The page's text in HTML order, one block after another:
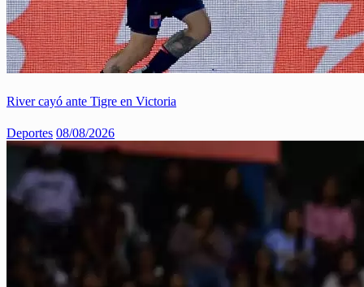
River cayó ante Tigre en Victoria
Deportes 08/08/2026